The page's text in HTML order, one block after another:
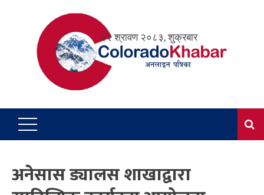
२२ श्रावण २०८३, शुक्रबार
अनेसास ड्यालस शाखाद्वारा